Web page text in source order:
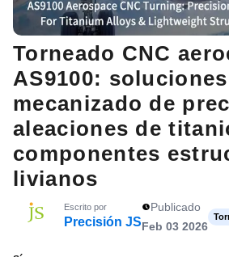
Torneado CNC
AS9100:
mecanizado de
aleaciones de
componentes
livianos
Escrito por
Precisión JS
Publicado
Feb 03 2026